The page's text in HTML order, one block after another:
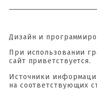
Дизайн и
При использовании
сайт приветствуется.
Источники
на соответствующих